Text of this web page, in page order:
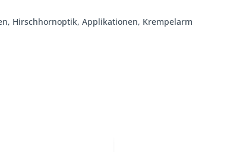
Hirschhornoptik, Applikationen, Krempelarm